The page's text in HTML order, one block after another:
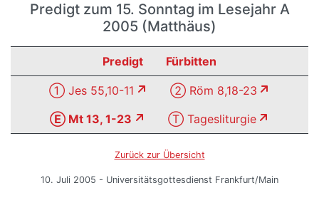
Predigt zum 15. Sonntag im Lesejahr A
2005 (Matthäus)
Predigt Fürbitten
① Jes 55,10-11
② Röm 8,18-23
Ⓔ Mt 13, 1-23
Ⓣ Tagesliturgie
Zurück zur Übersicht
10. Juli 2005 - Universitätsgottesdienst Frankfurt/Main